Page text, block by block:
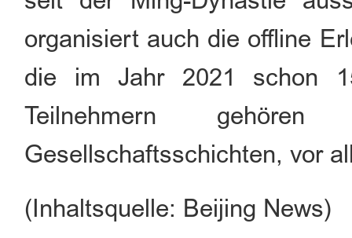
organisiert auch die offline
die im Jahr 2021 schon
Teilnehmern
Gesellschaftsschichten, vor
(Inhaltsquelle: Beijing News)